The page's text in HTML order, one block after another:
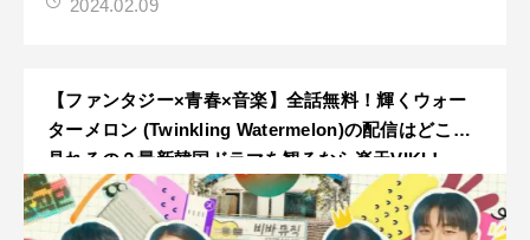
Hero」を原作と
2024.02.09
【ファンタジー×青春×音楽】全話無料！輝くウォー
ターメロン (Twinkling Watermelon)の配信はどこで
見れるの？最新韓国ドラマを観るなら楽天VIKI！
【※Netflixでは見れません】